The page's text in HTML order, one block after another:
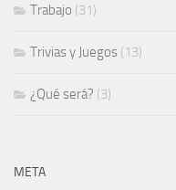
Trabajo (31)
Trivias y Juegos (13)
¿Qué será? (3)
META